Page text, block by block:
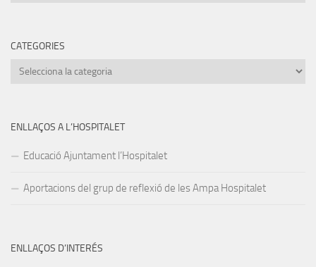
CATEGORIES
Categories
ENLLAÇOS A L’HOSPITALET
Educació Ajuntament l’Hospitalet
Aportacions del grup de reflexió de les Ampa Hospitalet
ENLLAÇOS D’INTERÉS